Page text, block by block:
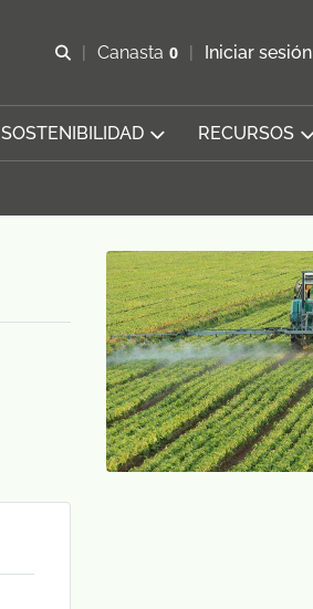
Abrir b&#250;squeda
Canasta 0
Ver carrito
Iniciar sesión
SOSTENIBILIDAD RECURSOS